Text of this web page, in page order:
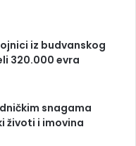
iz budvanskog
320.000 evra
snagama
životi i imovina